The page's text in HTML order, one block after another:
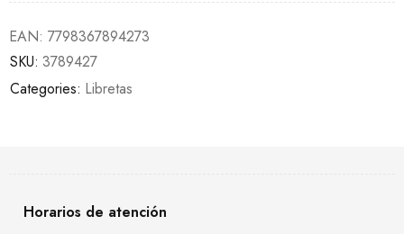
EAN: 7798367894273
SKU: 3789427
Categories: Libretas
Horarios de atención